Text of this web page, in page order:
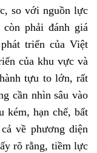
so với nguồn lực
phải đánh giá
triển của Việt
của khu vực và
tựu to lớn, rất
cần nhìn sâu vào
kém, hạn chế, bất
về phương diện
rõ rằng, tiềm lực